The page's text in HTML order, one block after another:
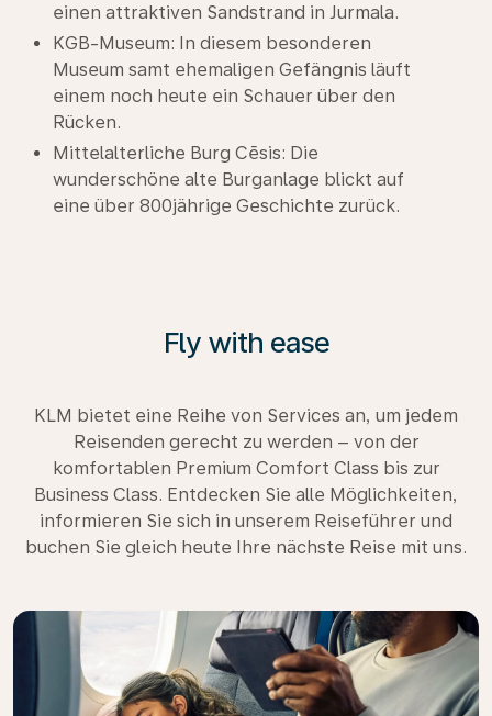
einen attraktiven Sandstrand in Jurmala.
KGB-Museum: In diesem besonderen
Museum samt ehemaligen Gefängnis läuft
einem noch heute ein Schauer über den
Rücken.
Mittelalterliche Burg Cēsis: Die
wunderschöne alte Burganlage blickt auf
eine über 800jährige Geschichte zurück.
Fly with ease
KLM bietet eine Reihe von Services an, um jedem
Reisenden gerecht zu werden – von der
komfortablen Premium Comfort Class bis zur
Business Class. Entdecken Sie alle Möglichkeiten,
informieren Sie sich in unserem Reiseführer und
buchen Sie gleich heute Ihre nächste Reise mit uns.